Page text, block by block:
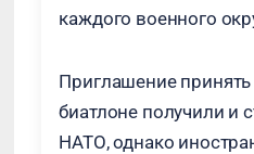
каждого военного
Приглашение
биатлоне получили и
НАТО, однако